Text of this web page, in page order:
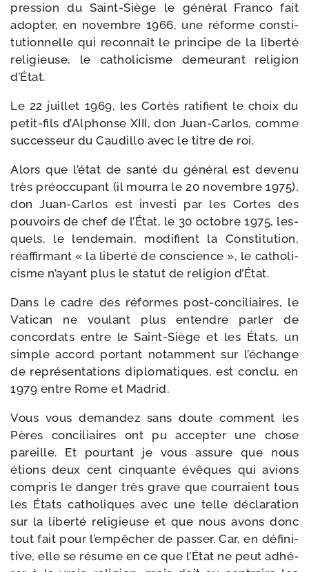
pres­sion du Saint-​Siège le géné­ral Franco fait
adop­ter, en novembre 1966, une réforme consti­
tu­tion­nelle qui recon­naît le prin­cipe de la liber­té
reli­gieuse, le catho­li­cisme demeu­rant reli­gion
d’État.
Le 22 juillet 1969, les Cortès rati­fient le choix du
petit-​fils d’Alphonse XIII, don Juan-​Carlos, comme
suc­ces­seur du Caudillo avec le titre de roi.
Alors que l’état de san­té du géné­ral est deve­nu
très pré­oc­cu­pant (il mour­ra le 20 novembre 1975),
don Juan-​Carlos est inves­ti par les Cortes des
pou­voirs de chef de l’État, le 30 octobre 1975, les­
quels, le len­de­main, modi­fient la Constitution,
réaf­fir­mant « la liber­té de conscience », le catho­li­
cisme n’ayant plus le sta­tut de reli­gion d’État.
Dans le cadre des réformes post-​conciliaires, le
Vatican ne vou­lant plus entendre par­ler de
concor­dats entre le Saint-​Siège et les États, un
simple accord por­tant notam­ment sur l’échange
de repré­sen­ta­tions diplo­ma­tiques, est conclu, en
1979 entre Rome et Madrid.
Vous vous deman­dez sans doute com­ment les
Pères conci­liaires ont pu accep­ter une chose
pareille. Et pour­tant je vous assure que nous
étions deux cent cin­quante évêques qui avions
com­pris le dan­ger très grave que cour­raient tous
les États catho­liques avec une telle décla­ra­tion
sur la liber­té reli­gieuse et que nous avons donc
tout fait pour l’empêcher de pas­ser. Car, en défi­ni­
tive, elle se résume en ce que l’État ne peut adhé­